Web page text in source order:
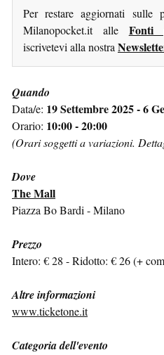
Per restare aggiornati sulle
Milanopocket.it alle Fonti
iscrivetevi alla nostra
Quando
Data/e: 19 Settembre 2025 - 6
Orario: 10:00 - 20:00
(Orari soggetti a variazioni.
Dove
The Mall
Piazza Bo Bardi - Milano
Prezzo
Intero: € 28 - Ridotto: € 26 (+
Altre informazioni
www.ticketone.it
Categoria dell'evento